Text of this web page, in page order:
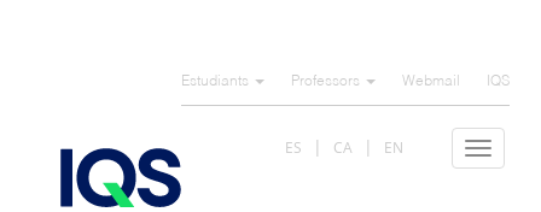
Estudiants Professors Webmail IQS
Toggle
ES CA EN